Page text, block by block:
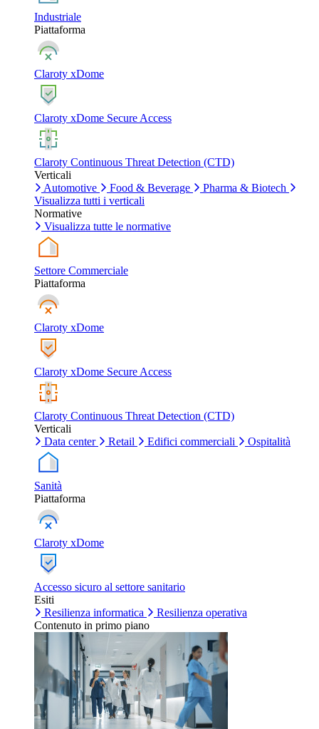
Industriale
Piattaforma
Claroty xDome
Claroty xDome Secure Access
Claroty Continuous Threat Detection (CTD)
Verticali
Automotive
Food & Beverage
Pharma & Biotech
Visualizza tutti i verticali
Normative
Visualizza tutte le normative
Settore Commerciale
Piattaforma
Claroty xDome
Claroty xDome Secure Access
Claroty Continuous Threat Detection (CTD)
Verticali
Data center
Retail Edifici commerciali Ospitalità
Sanità
Piattaforma
Claroty xDome
Accesso sicuro al settore sanitario
Esiti
Resilienza informatica
Resilienza operativa
Contenuto in primo piano